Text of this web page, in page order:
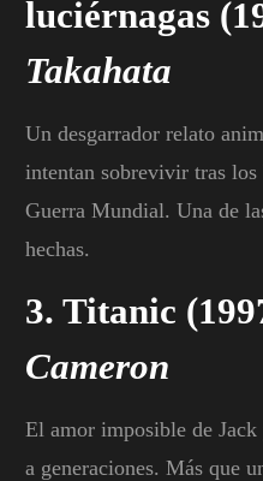
luciérnagas
Takahata
Un desgarrador relato
intentan sobrevivir tras los
Guerra Mundial. Una de
hechas.
3. Titanic
Cameron
El amor imposible de
a generaciones. Más que